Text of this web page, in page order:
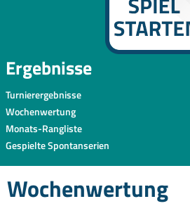
Ergebnisse
Turnierergebnisse
Wochenwertung
Monats-Rangliste
Gespielte Spontanserien
Wochenwertung